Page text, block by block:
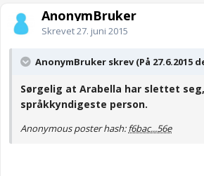
AnonymBruker
Skrevet27. juni 2015
AnonymBruker skrev (På 27.6.2015
Sørgelig at Arabella har slettet
språkkyndigeste person.
Anonymous poster hash:f6bac...56e